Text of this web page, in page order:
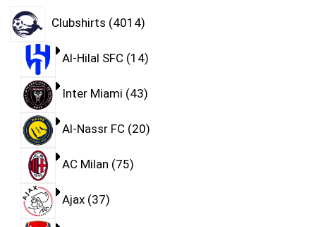
Clubshirts 4014
Al-Hilal SFC 14
Inter Miami 43
Al-Nassr FC 20
AC Milan 75
Ajax 37